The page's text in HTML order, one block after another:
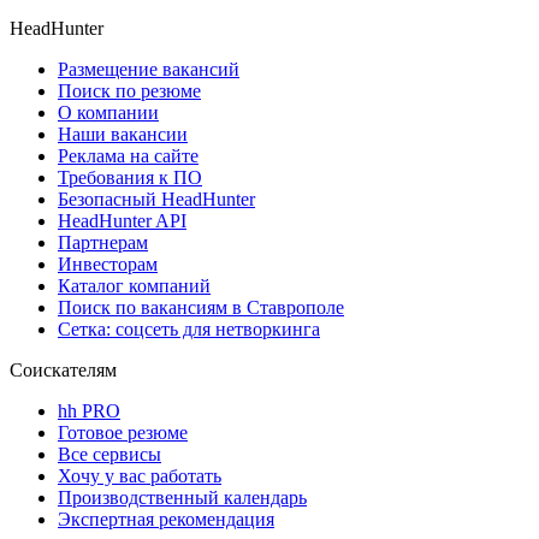
HeadHunter
Размещение вакансий
Поиск по резюме
О компании
Наши вакансии
Реклама на сайте
Требования к ПО
Безопасный HeadHunter
HeadHunter API
Партнерам
Инвесторам
Каталог компаний
Поиск по вакансиям в Ставрополе
Сетка: соцсеть для нетворкинга
Соискателям
hh PRO
Готовое резюме
Все сервисы
Хочу у вас работать
Производственный календарь
Экспертная рекомендация